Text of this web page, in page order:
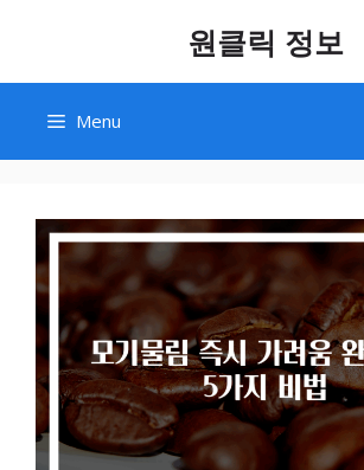
content
원클릭 정보
Menu